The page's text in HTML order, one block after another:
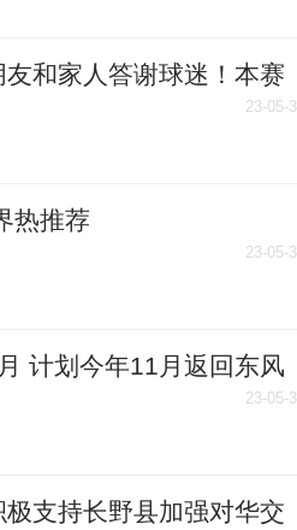
和家人答谢球迷！本赛
23-05-
热推荐
23-05-
计划今年11月返回东风
23-05-
支持长野县加强对华交